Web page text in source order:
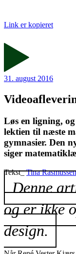
Link er kopieret
31. august 2016
Løs en ligning,
lektien til næste
gymnasier. Den
siger
Tekst_Tina Rasmussen
Denne
og er ikke
design.